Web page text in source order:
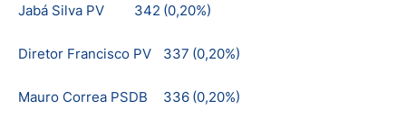
Jabá Silva PV 342 (0,20%)
Diretor Francisco PV 337 (0,20%)
Mauro Correa PSDB 336 (0,20%)